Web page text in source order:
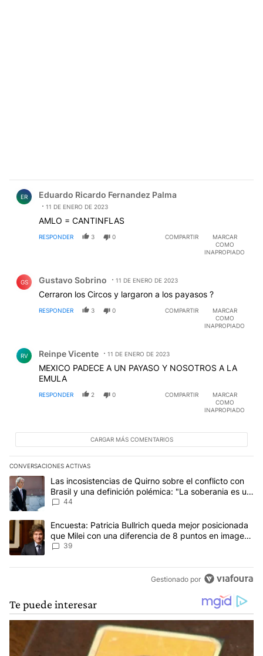
ER Eduardo Ricardo Fernandez Palma
11 DE ENERO DE 2023
AMLO = CANTINFLAS
RESPONDER 3 0 COMPARTIR
MARCAR
COMO
INAPROPIADO
GS Gustavo Sobrino 11 DE ENERO DE 2023
Cerraron los Circos y largaron a los payasos ?
RESPONDER 3 0 COMPARTIR
MARCAR
COMO
INAPROPIADO
RV Reinpe Vicente 11 DE ENERO DE 2023
MEXICO PADECE A UN PAYASO Y NOSOTROS A LA
EMULA
RESPONDER 2 0 COMPARTIR
MARCAR
COMO
INAPROPIADO
CARGAR MÁS COMENTARIOS
CONVERSACIONES ACTIVAS
Este listado muestra los artículos con más comentarios en los
Un artículo de tendencia con el título "Las incosistencias de
Las incosistencias de Quirno sobre el conflicto con
Brasil y una definición polémica: "La soberania es un
concepto antiguo"
44
Un artículo de tendencia con el título "Encuesta: Patricia
Encuesta: Patricia Bullrich queda mejor posicionada
que Milei con una diferencia de 8 puntos en imagen
negativa
39
Gestionado por